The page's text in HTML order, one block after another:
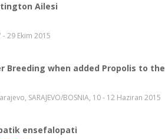
Ailesi
29 Ekim 2015
Breeding when added Propolis to
SARAJEVO/BOSNIA, 10 - 12 Haziran 2015
ensefalopati